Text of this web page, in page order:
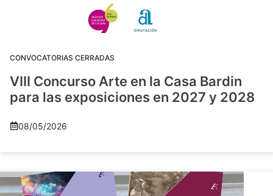
CONVOCATORIAS CERRADAS
VIII Concurso Arte en la Casa Bardin
para las exposiciones en 2027 y 2028
08/05/2026